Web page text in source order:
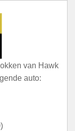
van Hawk
auto: